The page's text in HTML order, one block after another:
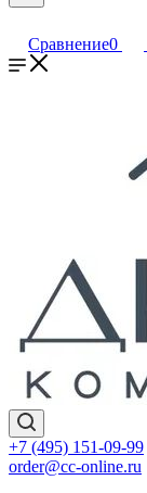
Сравнение0
+7 (495) 151-09-99
order@cc-online.ru